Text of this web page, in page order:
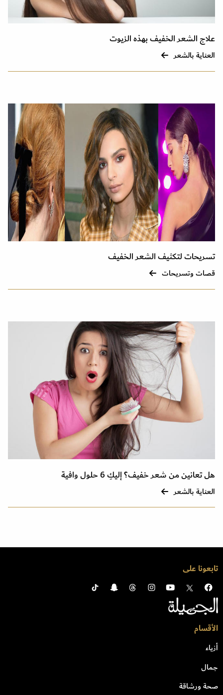
علاج الشعر الخفيف بهذه الزيوت
العناية بالشعر
تسريحات لتكثيف الشعر الخفيف
قصات وتسريحات
هل تعانين من شعر خفيف؟ إليكِ 6 حلول وافية
العناية بالشعر
تابعونا على
الأقسام
أزياء
جمال
صحة ورشاقة